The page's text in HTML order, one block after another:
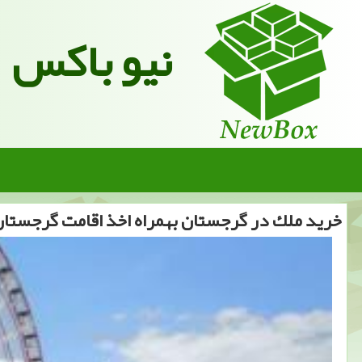
نیو باکس
خرید ملك در گرجستان بهمراه اخذ اقامت